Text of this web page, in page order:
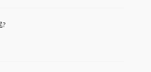
?